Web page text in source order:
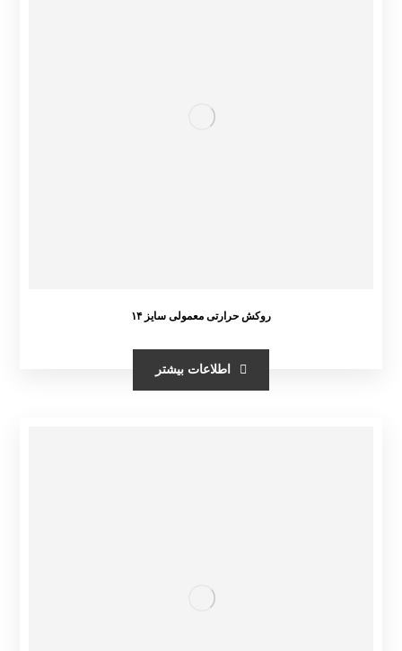
روکش حرارتی معمولی سایز ۱۴
اطلاعات بیشتر